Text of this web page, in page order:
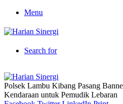
Menu
Search for
Polsek Lambu Kibang Pasang
Kendaraan untuk Pemudik Lebaran